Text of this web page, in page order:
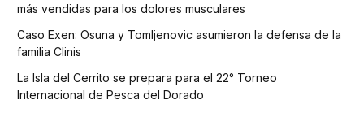
más vendidas para los dolores musculares
Caso Exen: Osuna y Tomljenovic asumieron la defensa de la
familia Clinis
La Isla del Cerrito se prepara para el 22° Torneo
Internacional de Pesca del Dorado